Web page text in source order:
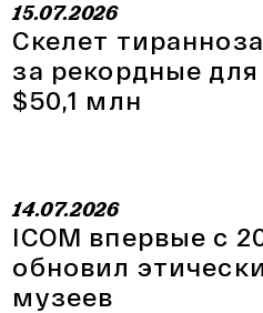
15.07.2026
Скелет
за рекордные
$50,1 млн
14.07.2026
ICOM впервые с
обновил
музеев